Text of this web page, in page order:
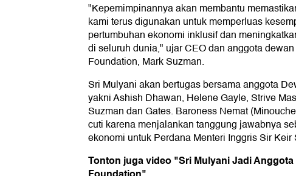
"Kepemimpinannya akan membantu
kami terus digunakan untuk memperluas
pertumbuhan ekonomi inklusif dan
di seluruh dunia," ujar CEO dan anggota
Foundation, Mark Suzman.
Sri Mulyani akan bertugas bersama anggota
yakni Ashish Dhawan, Helene Gayle, Strive
Suzman dan Gates. Baroness Nemat
cuti karena menjalankan tanggung jawabnya
ekonomi untuk Perdana Menteri Inggris Sir Keir
Tonton juga video "Sri Mulyani Jadi